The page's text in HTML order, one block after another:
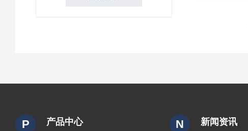
P 产品中心 N 新闻资讯